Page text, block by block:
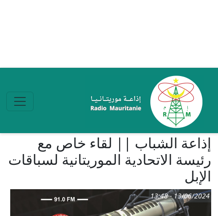
إذاعة الشباب || لقاء خاص مع
رئيسة الاتحادية الموريتانية لسباقات
الإبل
13/06/2024 - 13:48